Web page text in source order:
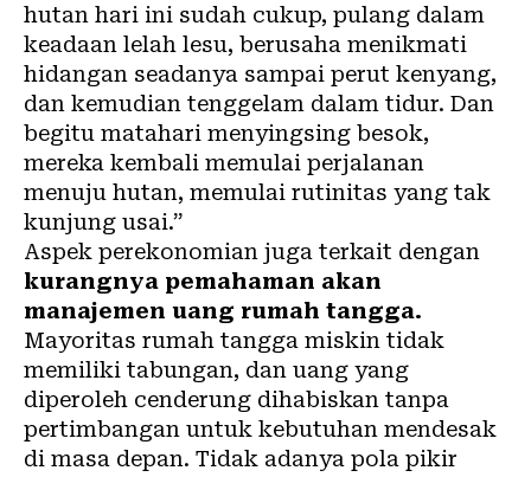
hutan hari ini sudah cukup, pulang dalam
keadaan lelah lesu, berusaha menikmati
hidangan seadanya sampai perut kenyang,
dan kemudian tenggelam dalam tidur. Dan
begitu matahari menyingsing besok,
mereka kembali memulai perjalanan
menuju hutan, memulai rutinitas yang tak
kunjung usai.”
Aspek perekonomian juga terkait dengan
kurangnya pemahaman akan
manajemen uang rumah tangga.
Mayoritas rumah tangga miskin tidak
memiliki tabungan, dan uang yang
diperoleh cenderung dihabiskan tanpa
pertimbangan untuk kebutuhan mendesak
di masa depan. Tidak adanya pola pikir